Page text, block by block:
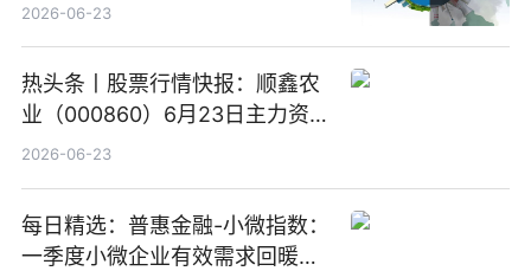
2026-06-23
热头条丨股票行情快报：顺鑫农
业（000860）6月23日主力资
金净卖出388.22万元
2026-06-23
每日精选：普惠金融-小微指数：
一季度小微企业有效需求回暖，